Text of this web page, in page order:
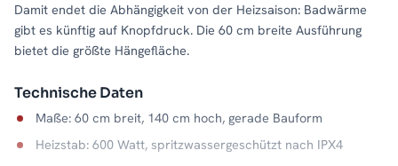
Damit endet die Abhängigkeit von der Heizsaison: Badwärme
gibt es künftig auf Knopfdruck. Die 60 cm breite Ausführung
bietet die größte Hängefläche.
Technische Daten
Maße: 60 cm breit, 140 cm hoch, gerade Bauform
Heizstab: 600 Watt, spritzwassergeschützt nach IPX4